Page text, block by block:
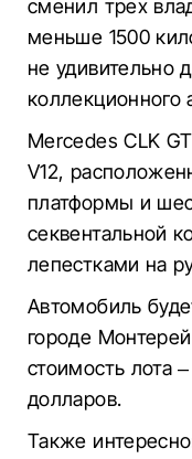
сменил трех
меньше 1500
не удивительно
коллекционного
Mercedes CLK
V12,
платформы и
секвентальной
лепестками на
Автомобиль
городе
стоимость лота
долларов.
Также